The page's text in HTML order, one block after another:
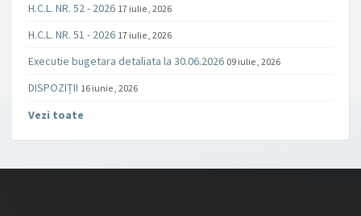
H.C.L. NR. 52 - 2026 17 iulie , 2026
H.C.L. NR. 51 - 2026 17 iulie , 2026
Executie bugetara detaliata la 30.06.2026 09 iulie , 2026
DISPOZIȚII 16 iunie , 2026
Vezi toate